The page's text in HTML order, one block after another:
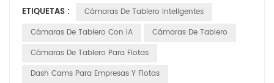
indispensables asistentes en vehículos comerciales,
brindando soluciones integrales para flotas operaciones. Las
ETIQUETAS :
Cámaras De Tablero Inteligentes
Cámaras De Tablero Con IA
Cámaras De Tablero
Cámaras De Tablero Para Flotas
Dash Cams Para Empresas Y Flotas